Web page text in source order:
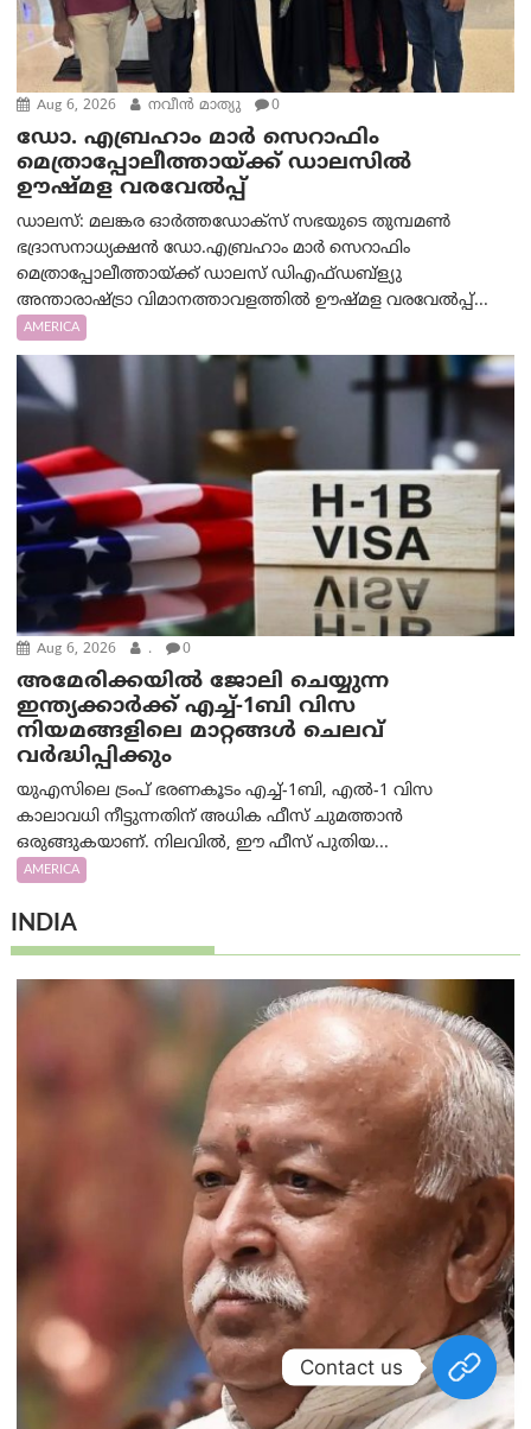
Aug 6, 2026 നവീൻ മാത്യു 0
ഡോ. എബ്രഹാം മാർ സെറാഫിം
മെത്രാപ്പോലീത്തായ്ക്ക് ഡാലസിൽ
ഊഷ്മള വരവേൽപ്പ്
ഡാലസ്: മലങ്കര ഓർത്തഡോക്സ് സഭയുടെ തുമ്പമൺ
ഭദ്രാസനാധ്യക്ഷൻ ഡോ.എബ്രഹാം മാർ സെറാഫിം
മെത്രാപ്പോലീത്തായ്ക്ക് ഡാലസ് ഡിഎഫ്ഡബ്ള്യു
അന്താരാഷ്ട്രാ വിമാനത്താവളത്തിൽ ഊഷ്മള വരവേൽപ്പ്...
AMERICA
Aug 6, 2026 . 0
അമേരിക്കയില്‍ ജോലി ചെയ്യുന്ന
ഇന്ത്യക്കാർക്ക് എച്ച്-1ബി വിസ
നിയമങ്ങളിലെ മാറ്റങ്ങൾ ചെലവ്
വർദ്ധിപ്പിക്കും
യുഎസിലെ ട്രംപ് ഭരണകൂടം എച്ച്-1ബി, എൽ-1 വിസ
കാലാവധി നീട്ടുന്നതിന് അധിക ഫീസ് ചുമത്താൻ
ഒരുങ്ങുകയാണ്. നിലവിൽ, ഈ ഫീസ് പുതിയ...
AMERICA
INDIA
Contact us